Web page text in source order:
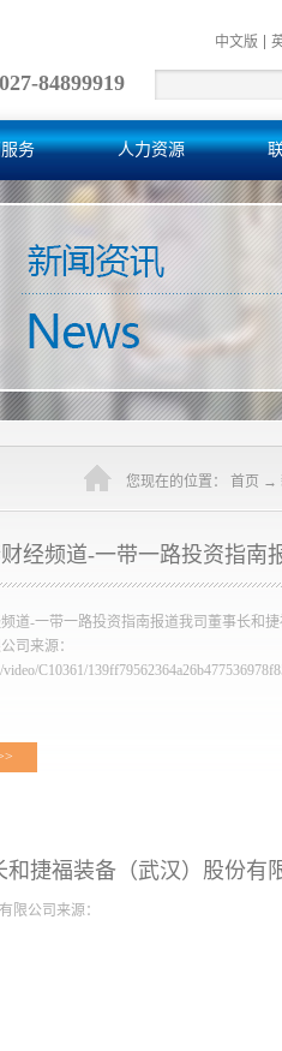
中文版
027-84899919
务 人力资源
您现在的位置： 首页 →
道-一带一路投资指南报道我司董事长和
司来源：
video/C10361/
捷福装备（武汉）股份有
限公司来源：